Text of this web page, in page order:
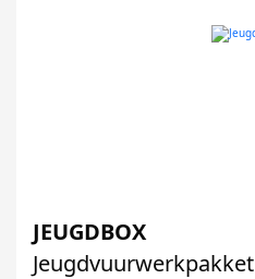
JEUGDBOX
Jeugdvuurwerkpakket